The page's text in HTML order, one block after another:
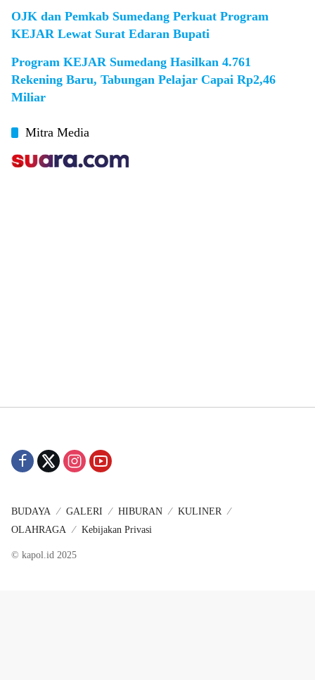
OJK dan Pemkab Sumedang Perkuat Program
KEJAR Lewat Surat Edaran Bupati
Program KEJAR Sumedang Hasilkan 4.761
Rekening Baru, Tabungan Pelajar Capai Rp2,46
Miliar
Mitra Media
BUDAYA GALERI HIBURAN
KULINER
OLAHRAGA
Kebijakan Privasi
© kapol.id 2025